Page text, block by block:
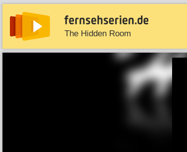
The Hidden Room
News Entdecken Streaming